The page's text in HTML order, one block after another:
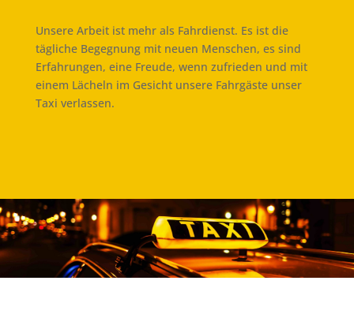
Unsere Arbeit ist mehr als Fahrdienst. Es ist die
tägliche Begegnung mit neuen Menschen, es sind
Erfahrungen, eine Freude, wenn zufrieden und mit
einem Lächeln im Gesicht unsere Fahrgäste unser
Taxi verlassen.